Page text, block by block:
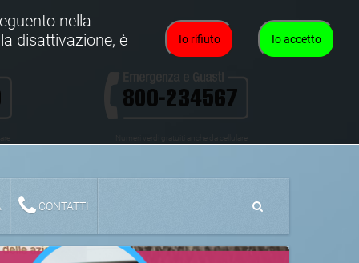
Numeri verdi gratuiti anche da cellulare
CONTATTI
Io accetto
Io rifiuto
nella
disattivazione, è